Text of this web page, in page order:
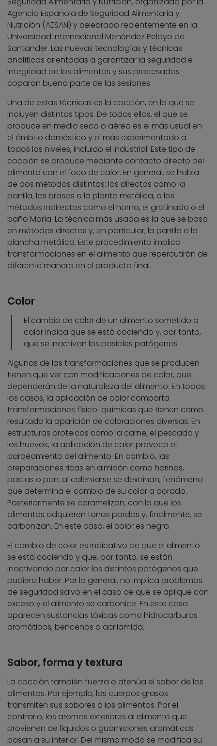
Agencia Española de Seguridad Alimentaria y
Nutrición (AESAN) y celebrado recientemente en la
Universidad Internacional Menéndez Pelayo de
Santander. Las nuevas tecnologías y técnicas
analíticas orientadas a garantizar la seguridad e
integridad de los alimentos y sus procesados
coparon buena parte de las sesiones.
Una de estas técnicas es la cocción, en la que se
incluyen distintos tipos. De todos ellos, el que se
produce en medio seco o aéreo es el más usual en
el ámbito doméstico y el más experimentado a
todos los niveles, incluido el industrial. Este tipo de
cocción se produce mediante contacto directo del
alimento con el foco de calor. En general, se habla
de dos métodos distintos: los directos como la
parrilla, las brasas o la planta metálica, o los
métodos indirectos como el horno, el gratinado o el
baño María. La técnica más usada es la que se basa
en métodos directos y, en particular, la parrilla o la
plancha metálica. Este procedimiento implica
transformaciones en el alimento que repercutirán de
diferente manera en el producto final.
Color
El cambio de color de un alimento sometido a
calor indica que se está cociendo y, por tanto,
que se inactivan los posibles patógenos
Algunas de las transformaciones que se producen
tienen que ver con modificaciones de color, que
dependerán de la naturaleza del alimento. En todos
los casos, la aplicación de calor comporta
transformaciones físico-químicas que tienen como
resultado la aparición de coloraciones diversas. En
estructuras proteicas como la carne, el pescado y
los huevos, la aplicación de calor provoca el
pardeamiento del alimento. En cambio, las
preparaciones ricas en almidón como harinas,
pastas o pan, al calentarse se dextrinan, fenómeno
que determina el cambio de su color a dorado.
Posteriormente se caramelizan, con lo que los
alimentos adquieren tonos pardos y, finalmente, se
carbonizan. En este caso, el color es negro.
El cambio de color es indicativo de que el alimento
se está cociendo y que, por tanto, se están
inactivando por calor los distintos patógenos que
pudiera haber. Por lo general, no implica problemas
de seguridad salvo en el caso de que se aplique con
exceso y el alimento se carbonice. En este caso
aparecen sustancias tóxicas como hidrocarburos
aromáticos, bencenos o acrilamida.
Sabor, forma y textura
La cocción también fuerza o atenúa el sabor de los
alimentos. Por ejemplo, los cuerpos grasos
transmiten sus sabores a los alimentos. Por el
contrario, los aromas exteriores al alimento que
provienen de líquidos o guarniciones aromáticas
pasan a su interior. Del mismo modo se modifica su